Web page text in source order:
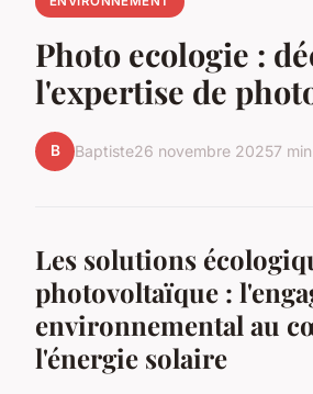
Photo ecologie :
l'expertise de
B Baptiste26 novembre 20257
Les solutions
photovoltaïque :
environnemental au
l'énergie solaire